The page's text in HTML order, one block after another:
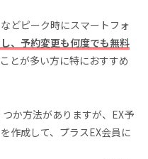
どピーク時にスマートフォ
、予約変更も何度でも無料
とが多い方に特におすすめ
か方法がありますが、EX予
作成して、プラスEX会員に